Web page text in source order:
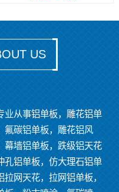
US
业从事铝单板，雕花铝单
氟碳铝单板，雕花铝风
幕墙铝单板，跌级铝天花
孔铝单板，仿大理石铝单
网天花，拉网铝单板，